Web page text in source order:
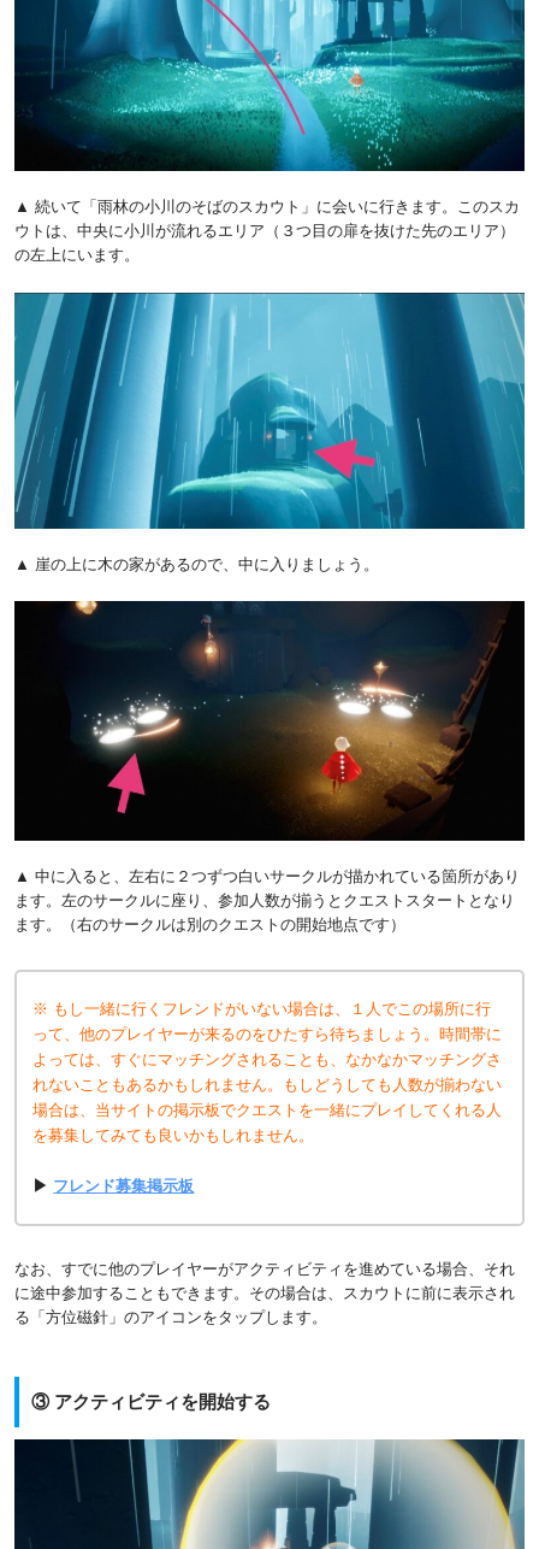
▲ 続いて「雨林の小川のそばのスカウト」に会いに行きます。このスカ
ウトは、中央に小川が流れるエリア（３つ目の扉を抜けた先のエリア）
の左上にいます。
▲ 崖の上に木の家があるので、中に入りましょう。
▲ 中に入ると、左右に２つずつ白いサークルが描かれている箇所があり
ます。左のサークルに座り、参加人数が揃うとクエストスタートとなり
ます。（右のサークルは別のクエストの開始地点です）
※ もし一緒に行くフレンドがいない場合は、１人でこの場所に行
って、他のプレイヤーが来るのをひたすら待ちましょう。時間帯に
よっては、すぐにマッチングされることも、なかなかマッチングさ
れないこともあるかもしれません。
もしどうしても人数が揃わない
場合は、当サイトの掲示板でクエストを一緒にプレイしてくれる人
を募集してみても良いかもしれません。
▶ フレンド募集掲示板
なお、すでに他のプレイヤーがアクティビティを進めている場合、それ
に途中参加することもできます。その場合は、スカウトに前に表示され
る「方位磁針」のアイコンをタップします。
③ アクティビティを開始する